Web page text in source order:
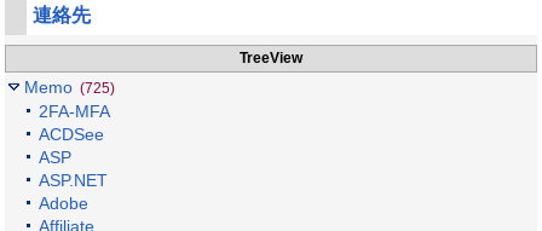
連絡先
TreeView
Memo (725)
2FA-MFA
ACDSee
ASP
ASP.NET
Adobe
Affiliate